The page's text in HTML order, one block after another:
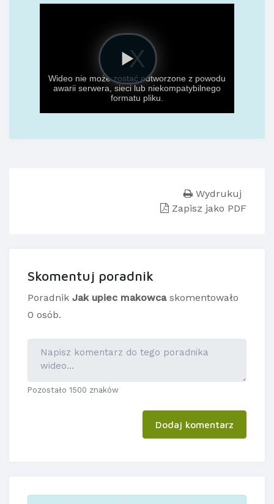
Wydrukuj
Zapisz jako PDF
Skomentuj poradnik
Poradnik Jak upiec makowcaskomentowało
0 osób.
Pozostało 1500 znaków
Dodaj komentarz